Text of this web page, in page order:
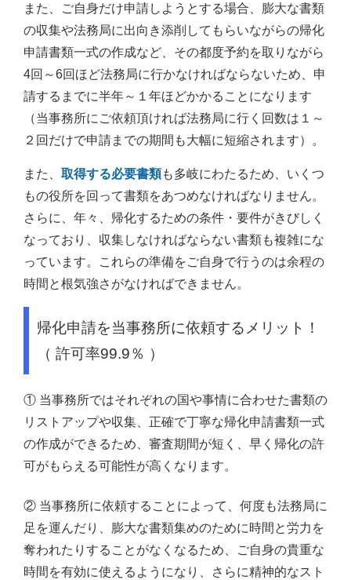
また、ご自身だけ申請しようとする場合、膨大な書類
の収集や法務局に出向き添削してもらいながらの帰化
申請書類一式の作成など、その都度予約を取りながら
4回～6回ほど法務局に行かなければならないため、申
請するまでに半年～１年ほどかかることになります
（当事務所にご依頼頂ければ法務局に行く回数は１～
２回だけで申請までの期間も大幅に短縮されます）。
また、 取得する必要書類も多岐にわたるため、いくつ
もの役所を回って書類をあつめなければなりません。
さらに、年々、帰化するための条件・要件がきびしく
なっており、収集しなければならない書類も複雑にな
っています。これらの準備をご自身で行うのは余程の
時間と根気強さがなければできません。
帰化申請を当事務所に依頼するメリット！
（ 許可率99.9％ ）
① 当事務所ではそれぞれの国や事情に合わせた書類の
リストアップや収集、正確で丁寧な帰化申請書類一式
の作成ができるため、審査期間が短く、早く帰化の許
可がもらえる可能性が高くなります。
② 当事務所に依頼することによって、何度も法務局に
足を運んだり、膨大な書類集めのために時間と労力を
奪われたりすることがなくなるため、ご自身の貴重な
時間を有効に使えるようになり、さらに精神的なスト